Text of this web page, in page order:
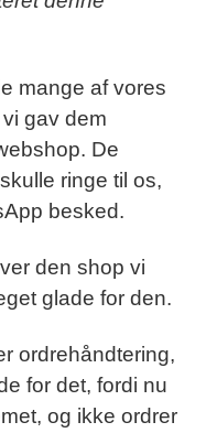
mange af vores
gav dem
De
ringe til os,
besked.
den shop vi
glade for den.
ordrehåndtering,
for det, fordi nu
og ikke ordrer